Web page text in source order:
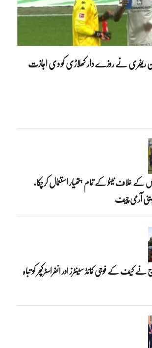
ریفری نے روزے دار کھلاڑی کو دی اجازت
خلاف نیٹو کے تمام ہتھیار استعمال کرچکا،
آرمی چیف
کیف کے فوجی کمانڈ سینٹرز اور انفراسٹرکچر کو تباہ